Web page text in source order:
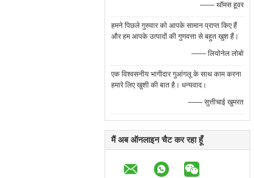
—— थॉमस हूवर
हमने पिछले गुरुवार को आपके सामान प्राप्त किए हैं
और हम आपके उत्पादों की गुणवत्ता से बहुत खुश हैं।
—— लियोनेल लोबो
एक विश्वसनीय भागीदार गुआंगलू के साथ काम करना
हमारे लिए खुशी की बात है। धन्यवाद।
—— सुत्तीचाई खुमरत
मैं अब ऑनलाइन चैट कर रहा हूँ